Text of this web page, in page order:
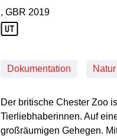
Produktionsland: GBR
, GBR
Produktionsjahr: 2019
2019
Dokumentation Natur
Der britische Chester Zoo
Tierliebhaberinnen. Auf
großräumigen Gehegen.